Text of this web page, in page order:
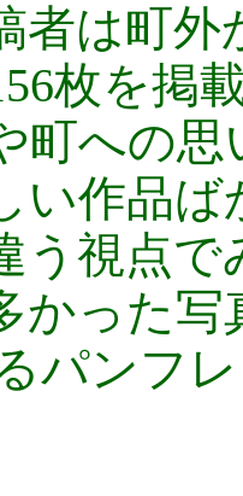
者は町
枚を掲
町への
い作品
う視点
かった
パンフ